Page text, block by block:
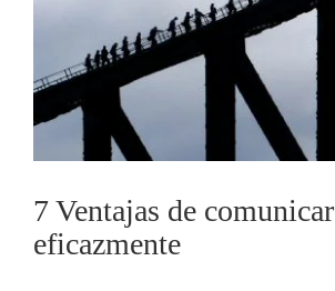
7 Ventajas de comunicar
eficazmente